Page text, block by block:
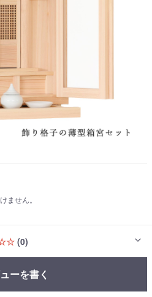
ません。
(0)
ーを書く